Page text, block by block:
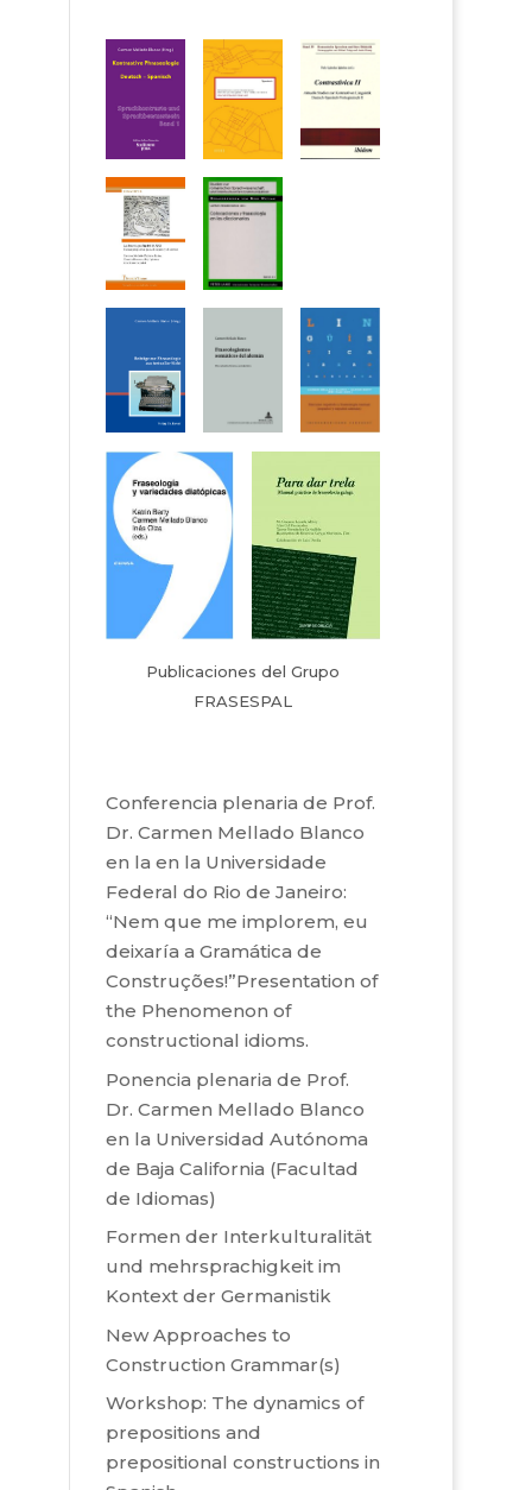
Publicaciones del Grupo
FRASESPAL
Conferencia plenaria de Prof.
Dr. Carmen Mellado Blanco
en la en la Universidade
Federal do Rio de Janeiro:
“Nem que me implorem, eu
deixaría a Gramática de
Construções!”Presentation of
the Phenomenon of
constructional idioms.
Ponencia plenaria de Prof.
Dr. Carmen Mellado Blanco
en la Universidad Autónoma
de Baja California (Facultad
de Idiomas)
Formen der Interkulturalität
und mehrsprachigkeit im
Kontext der Germanistik
New Approaches to
Construction Grammar(s)
Workshop: The dynamics of
prepositions and
prepositional constructions in